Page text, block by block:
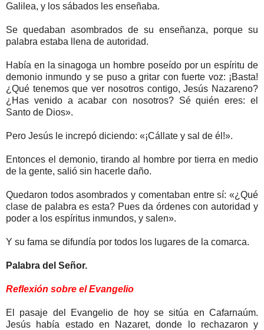
Galilea, y los sábados les enseñaba.
Se quedaban asombrados de su enseñanza, porque su
palabra estaba llena de autoridad.
Había en la sinagoga un hombre poseído por un espíritu de
demonio inmundo y se puso a gritar con fuerte voz: ¡Basta!
¿Qué tenemos que ver nosotros contigo, Jesús Nazareno?
¿Has venido a acabar con nosotros? Sé quién eres: el
Santo de Dios».
Pero Jesús le increpó diciendo: «¡Cállate y sal de él!».
Entonces el demonio, tirando al hombre por tierra en medio
de la gente, salió sin hacerle daño.
Quedaron todos asombrados y comentaban entre sí: «¿Qué
clase de palabra es esta? Pues da órdenes con autoridad y
poder a los espíritus inmundos, y salen».
Y su fama se difundía por todos los lugares de la comarca.
Palabra del Señor.
Reflexión sobre el Evangelio
El pasaje del Evangelio de hoy se sitúa en Cafarnaúm.
Jesús había estado en Nazaret, donde lo rechazaron y